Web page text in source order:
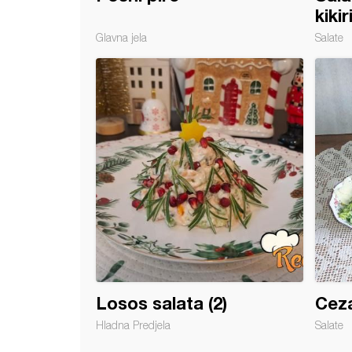
Glavna jela Salate
Losos salata (2)
Hladna Predjela Salate